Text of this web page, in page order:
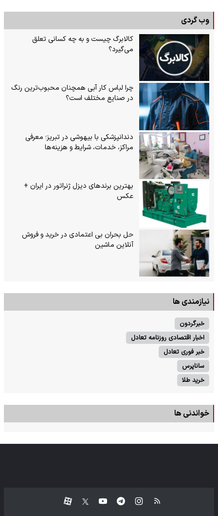
وب گردی
کالابرگ چیست و به چه کسانی تعلق
می‌گیرد؟
چرا لباس کار آبی همچنان محبوب‌ترین رنگ
در صنایع مختلف است؟
دندانپزشکی با بیهوشی در تبریز؛ معرفی
مراکز، خدمات، شرایط و هزینه‌ها
بهترین برندهای دیزل ژنراتور در ایران +
عکس
حل بحران بی‌ اعتمادی در خرید و فروش
آنلاین ماشین
نیازمندی ها
خبرگردون
اخبار اقتصادی روزنامه تعادل
خبر فوری تعادل
ساناپرس
خرید طلا
خواندنی ها